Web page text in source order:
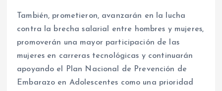
También, prometieron, avanzarán en la lucha
contra la brecha salarial entre hombres y mujeres,
promoverán una mayor participación de las
mujeres en carreras tecnológicas y continuarán
apoyando el Plan Nacional de Prevención de
Embarazo en Adolescentes como una prioridad